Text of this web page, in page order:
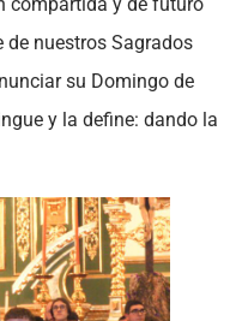
nuestros Sagrados
su Domingo de
y la define: dando la